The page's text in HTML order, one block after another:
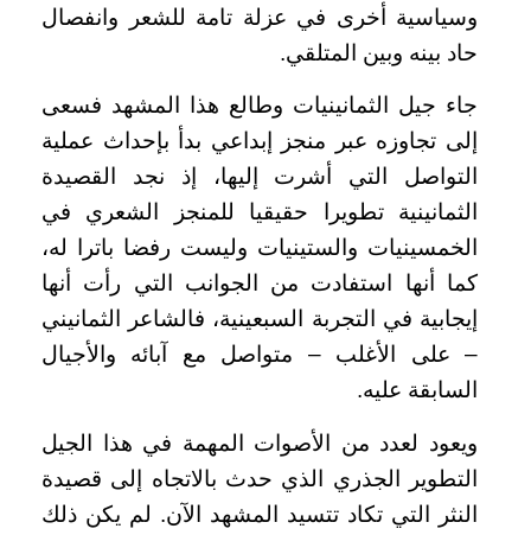
وسياسية أخرى في عزلة تامة للشعر وانفصال
حاد بينه وبين المتلقي.
جاء جيل الثمانينيات وطالع هذا المشهد فسعى
إلى تجاوزه عبر منجز إبداعي بدأ بإحداث عملية
التواصل التي أشرت إليها، إذ نجد القصيدة
الثمانينية تطويرا حقيقيا للمنجز الشعري في
الخمسينيات والستينيات وليست رفضا باترا له،
كما أنها استفادت من الجوانب التي رأت أنها
إيجابية في التجربة السبعينية، فالشاعر الثمانيني
– على الأغلب – متواصل مع آبائه والأجيال
السابقة عليه.
ويعود لعدد من الأصوات المهمة في هذا الجيل
التطوير الجذري الذي حدث بالاتجاه إلى قصيدة
النثر التي تكاد تتسيد المشهد الآن. لم يكن ذلك